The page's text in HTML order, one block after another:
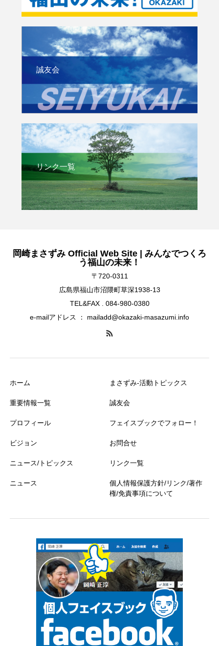
誠友会
リンク一覧
岡崎まさずみ Official Web Site | みんなでつくろ
う福山の未来！
〒720-0311
広島県福山市沼隈町草深1938-13
TEL&FAX . 084-980-0380
e-mailアドレス ： mailadd@okazaki-masazumi.info
ホーム
重要情報一覧
プロフィール
ビジョン
ニュース/トピックス
ニュース
まさずみ-活動トピックス
誠友会
フェイスブックでフォロー！
お問合せ
リンク一覧
個人情報保護方針/リンク/著作
権/免責事項について